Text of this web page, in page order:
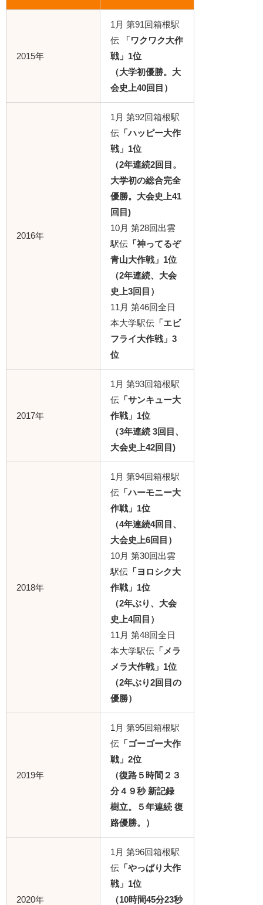
2015年
1月 第91回箱根駅
伝
「ワクワク大作
戦」1位
（大学初優勝。大
会史上40回目）
2016年
1月 第92回箱根駅
伝 「ハッピー大作
戦」1位
（2年連続2回目。
大学初の総合完全
優勝。大会史上41
回目)
10月 第28回出雲
駅伝 「神ってるぞ
青山大作戦」1位
（2年連続、大会
史上3回目）
11月 第46回全日
本大学駅伝 「エビ
フライ大作戦」3
位
2017年
1月 第93回箱根駅
伝 「サンキュー大
作戦」1位
（3年連続 3回目、
大会史上42回目)
2018年
1月 第94回箱根駅
伝 「ハーモニー大
作戦」1位
（4年連続4回目、
大会史上6回目）
10月 第30回出雲
駅伝 「ヨロシク大
作戦」1位
（2年ぶり、大会
史上4回目）
11月 第48回全日
本大学駅伝 「メラ
メラ大作戦」1位
（2年ぶり2回目の
優勝）
2019年
1月 第95回箱根駅
伝 「ゴーゴー大作
戦」 2位
（復路５時間２３
分４９秒 新記録
樹立。５年連続 復
路優勝。）
2020年
1月 第96回箱根駅
伝 「やっぱり大作
戦」 1位
（10時間45分23秒